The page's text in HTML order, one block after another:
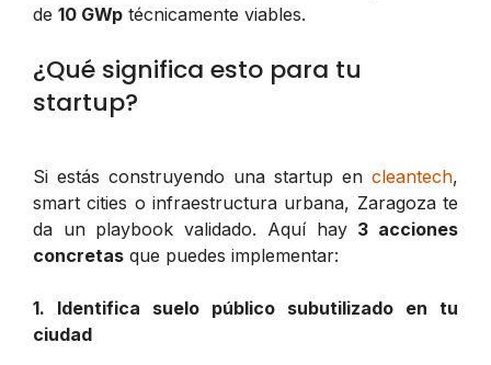
de 10 GWp técnicamente viables.
¿Qué significa esto para tu
startup?
Si estás construyendo una startup en cleantech,
smart cities o infraestructura urbana, Zaragoza te
da un playbook validado. Aquí hay 3 acciones
concretas que puedes implementar:
1. Identifica suelo público subutilizado en tu
ciudad